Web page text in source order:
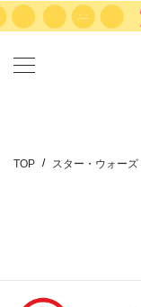
カテゴリーから
カテゴリ
サイズ
TOP スター・ウォーズ